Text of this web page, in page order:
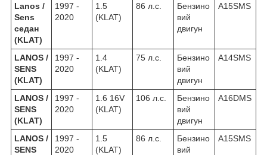
Lanos /
Sens
седан
(KLAT)
1997 -
2020
1.5
(KLAT)
86 л.с.
Бензино
вий
двигун
A15SMS
LANOS /
SENS
(KLAT)
1997 -
2020
1.4
(KLAT)
75 л.с.
Бензино
вий
двигун
A14SMS
LANOS /
SENS
(KLAT)
1997 -
2020
1.6 16V
(KLAT)
106 л.с.
Бензино
вий
двигун
A16DMS
LANOS /
SENS
1997 -
2020
1.5
(KLAT)
86 л.с.
Бензино
вий
A15SMS